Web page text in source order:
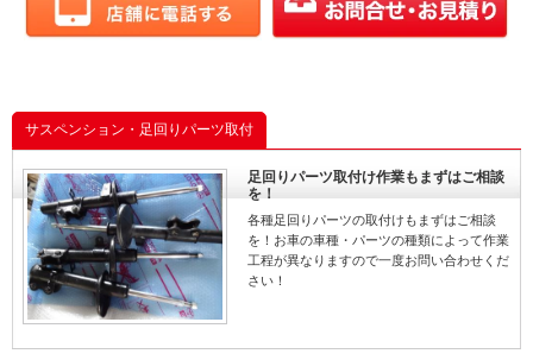
サスペンション・足回りパーツ取付
足回りパーツ取付け作業もまずはご相談
を！
各種足回りパーツの取付けもまずはご相談
を！お車の車種・パーツの種類によって作業
工程が異なりますので一度お問い合わせくだ
さい！